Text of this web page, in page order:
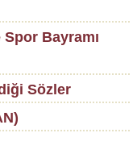
Bayramı
Sözler